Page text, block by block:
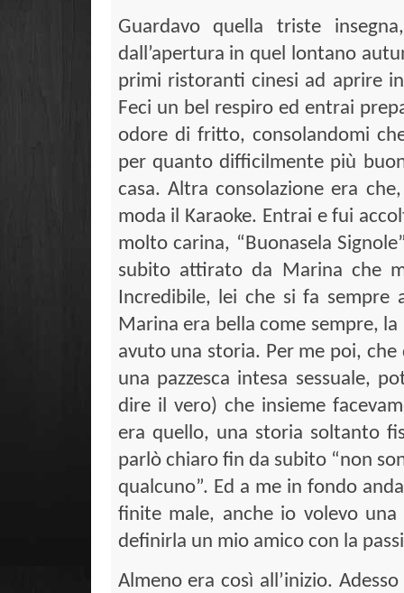
Guardavo quella triste
dall’apertura in quel lontano
primi ristoranti cinesi ad aprire
Feci un bel respiro ed entrai
odore di fritto, consolandomi
per quanto difficilmente più
casa. Altra consolazione era
moda il Karaoke. Entrai e fui
molto carina, “Buonasela
subito attirato da Marina che
Incredibile, lei che si fa sempre
Marina era bella come sempre,
avuto una storia. Per me poi,
una pazzesca intesa sessuale,
dire il vero) che insieme
era quello, una storia soltanto
parlò chiaro fin da subito “non
qualcuno”. Ed a me in fondo
finite male, anche io volevo una
definirla un mio amico con la
Almeno era così all’inizio.